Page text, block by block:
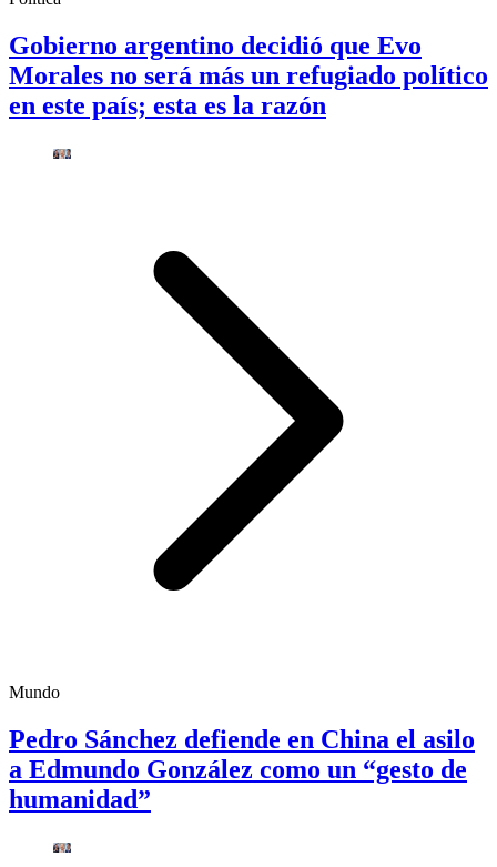
Gobierno argentino decidió que Evo
Morales no será más un refugiado político
en este país; esta es la razón
Mundo
Pedro Sánchez defiende en China el asilo
a Edmundo González como un “gesto de
humanidad”